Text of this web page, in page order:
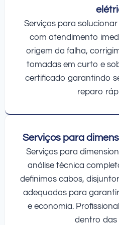
Serviços para
com atendimento
origem da falha,
tomadas em curto e
certificado garantindo
reparo
Serviços para
Serviços para
análise técnica
definimos cabos,
adequados para
e economia.
dentro das